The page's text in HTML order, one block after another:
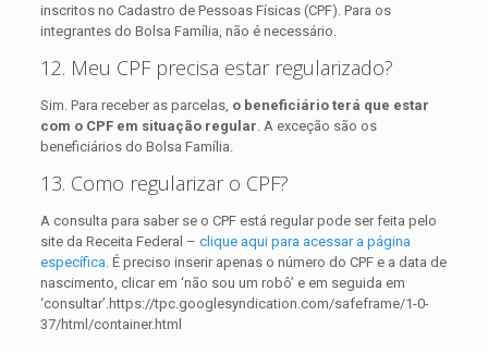
inscritos no Cadastro de Pessoas Físicas (CPF). Para os
integrantes do Bolsa Família, não é necessário.
12. Meu CPF precisa estar regularizado?
Sim. Para receber as parcelas, o beneficiário terá que estar
com o CPF em situação regular. A exceção são os
beneficiários do Bolsa Família.
13. Como regularizar o CPF?
A consulta para saber se o CPF está regular pode ser feita pelo
site da Receita Federal – clique aqui para acessar a página
específica. É preciso inserir apenas o número do CPF e a data de
nascimento, clicar em ‘não sou um robô’ e em seguida em
‘consultar’.https://tpc.googlesyndication.com/safeframe/1-0-
37/html/container.html